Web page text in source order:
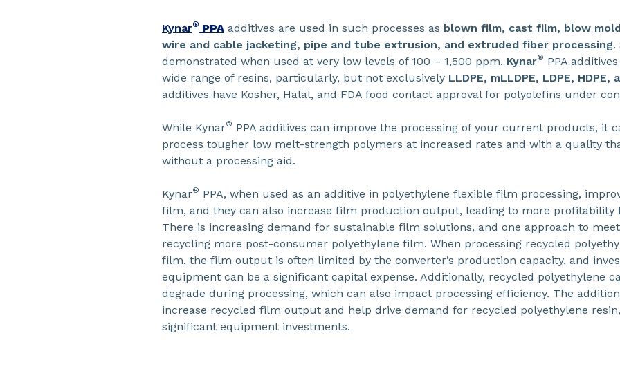
Kynar® PPA additives are used in such processes as blown film, cast film, blow
wire and cable jacketing, pipe and tube extrusion, and extruded fiber processing.
demonstrated when used at very low levels of 100 – 1,500 ppm. Kynar® PPA
wide range of resins, particularly, but not exclusively LLDPE, mLLDPE, LDPE, HDPE,
additives have Kosher, Halal, and FDA food contact approval for polyolefins under
While Kynar® PPA additives can improve the processing of your current products, it
process tougher low melt-strength polymers at increased rates and with a quality
without a processing aid.
Kynar® PPA, when used as an additive in polyethylene flexible film processing,
film, and they can also increase film production output, leading to more profitability
There is increasing demand for sustainable film solutions, and one approach to
recycling more post-consumer polyethylene film. When processing recycled
film, the film output is often limited by the converter’s production capacity, and
equipment can be a significant capital expense. Additionally, recycled polyethylene
degrade during processing, which can also impact processing efficiency. The
increase recycled film output and help drive demand for recycled polyethylene
significant equipment investments.